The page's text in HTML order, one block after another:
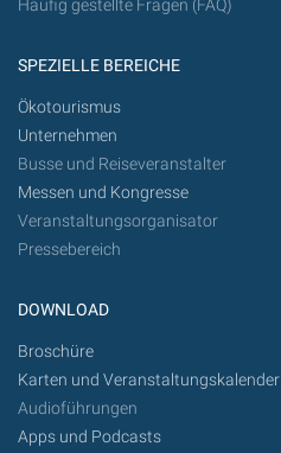
Häufig gestellte Fragen (FAQ)
SPEZIELLE BEREICHE
Ökotourismus
Unternehmen
Busse und Reiseveranstalter
Messen und Kongresse
Veranstaltungsorganisator
Pressebereich
DOWNLOAD
Broschüre
Karten und Veranstaltungskalender
Audioführungen
Apps und Podcasts